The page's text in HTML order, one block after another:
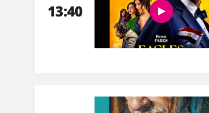
13:40